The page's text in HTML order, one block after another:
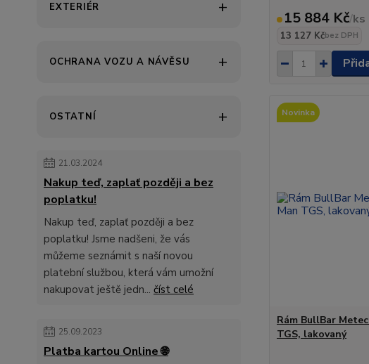
EXTERIÉR
OCHRANA VOZU A NÁVĚSU
OSTATNÍ
21.03.2024
Nakup teď, zaplať později a bez
poplatku!
Nakup teď, zaplať později a bez
poplatku! Jsme nadšeni, že vás
můžeme seznámit s naší novou
platební službou, která vám umožní
nakupovat ještě jedn... číst celé
25.09.2023
Platba kartou Online 🌐
15 884 Kč/ks
13 127 Kčbez DPH
Novinka
Rám BullBar
TGS, lakovaný